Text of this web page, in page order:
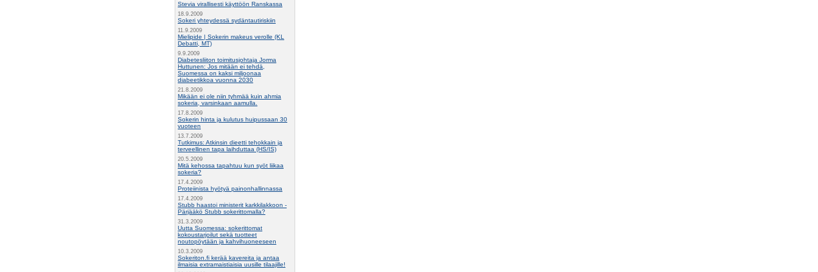
Stevia virallisesti käyttöön Ranskassa
18.9.2009
Sokeri yhteydessä sydäntautiriskiin
11.9.2009
Mielipide | Sokerin makeus verolle (KL
Debatti, MT)
9.9.2009
Diabetesliiton toimitusjohtaja Jorma
Huttunen: Jos mitään ei tehdä,
Suomessa on kaksi miljoonaa
diabeetikkoa vuonna 2030
21.8.2009
Mikään ei ole niin tyhmää kuin ahmia
sokeria, varsinkaan aamulla.
17.8.2009
Sokerin hinta ja kulutus huipussaan 30
vuoteen
13.7.2009
Tutkimus: Atkinsin dieetti tehokkain ja
terveellinen tapa laihduttaa (HS/IS)
20.5.2009
Mitä kehossa tapahtuu kun syöt liikaa
sokeria?
17.4.2009
Proteiinista hyötyä painonhallinnassa
17.4.2009
Stubb haastoi ministerit karkkilakkoon -
Pärjääkö Stubb sokerittomalla?
31.3.2009
Uutta Suomessa: sokerittomat
kokoustarjoilut sekä tuotteet
noutopöytään ja kahvihuoneeseen
10.3.2009
Sokeriton.fi kerää kavereita ja antaa
ilmaisia extramaistiaisia uusille tilaajille!